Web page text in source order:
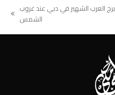
برج العرب الشهير في دبي عند غروب
الشمس